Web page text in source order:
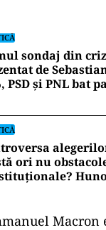
sondaj din
de
PSD și PNL bat
ori nu
Macron